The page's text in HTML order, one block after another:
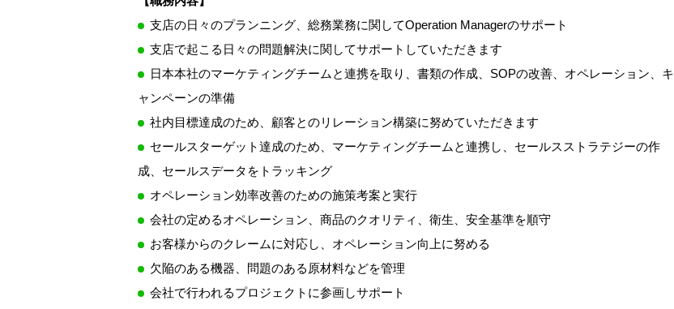
支店の日々のプランニング、総務業務に関してOperation Managerのサポート
支店で起こる日々の問題解決に関してサポートしていただきます
日本本社のマーケティングチームと連携を取り、書類の作成、SOPの改善、オペレーション、キ
ャンペーンの準備
社内目標達成のため、顧客とのリレーション構築に努めていただきます
セールスターゲット達成のため、マーケティングチームと連携し、セールスストラテジーの作
成、セールスデータをトラッキング
オペレーション効率改善のための施策考案と実行
会社の定めるオペレーション、商品のクオリティ、衛生、安全基準を順守
お客様からのクレームに対応し、オペレーション向上に努める
欠陥のある機器、問題のある原材料などを管理
会社で行われるプロジェクトに参画しサポート